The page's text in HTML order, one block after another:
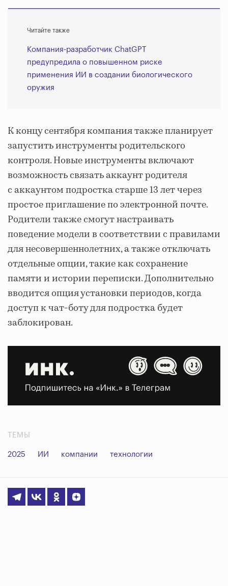
Читайте также
Компания-разработчик ChatGPT
предупредила о повышенном риске
применения ИИ в создании биологического
оружия
К концу сентября компания также планирует
запустить инструменты родительского
контроля. Новые инструменты включают
возможность связать аккаунт родителя
с аккаунтом подростка старше 13 лет через
простое приглашение по электронной почте.
Родители также смогут настраивать
поведение модели в соответствии с правилами
для несовершеннолетних, а также отключать
отдельные опции, такие как сохранение
памяти и истории переписки. Дополнительно
вводится опция установки периодов, когда
доступ к чат-боту для подростка будет
заблокирован.
ТЕМЫ
2025 ИИ компании технологии